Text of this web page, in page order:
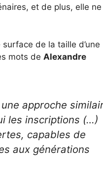
et de plus, elle ne
de la taille d’une
mots de Alexandre
approche
les inscriptions (…)
capables de
aux générations